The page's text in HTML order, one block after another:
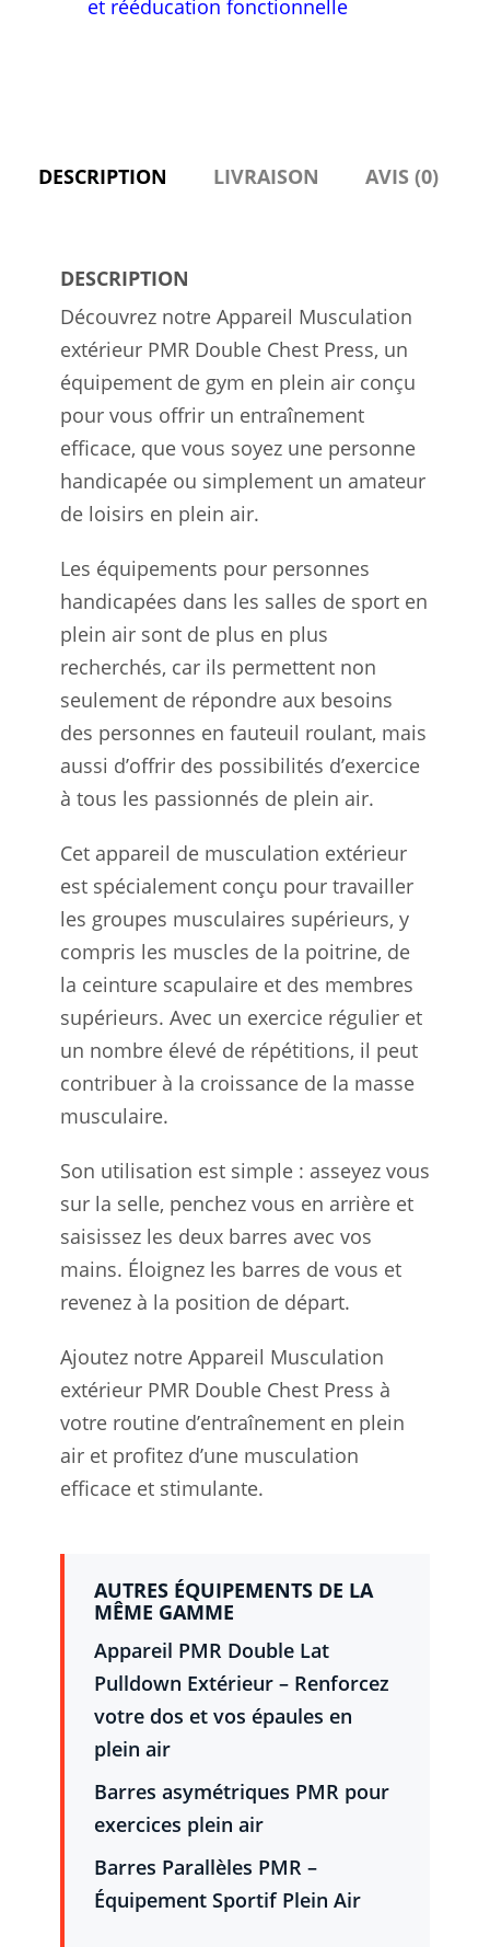
et rééducation fonctionnelle
DESCRIPTION LIVRAISON AVIS (0)
DESCRIPTION
Découvrez notre Appareil Musculation
extérieur PMR Double Chest Press, un
équipement de gym en plein air conçu
pour vous offrir un entraînement
efficace, que vous soyez une personne
handicapée ou simplement un amateur
de loisirs en plein air.
Les équipements pour personnes
handicapées dans les salles de sport en
plein air sont de plus en plus
recherchés, car ils permettent non
seulement de répondre aux besoins
des personnes en fauteuil roulant, mais
aussi d’offrir des possibilités d’exercice
à tous les passionnés de plein air.
Cet appareil de musculation extérieur
est spécialement conçu pour travailler
les groupes musculaires supérieurs, y
compris les muscles de la poitrine, de
la ceinture scapulaire et des membres
supérieurs. Avec un exercice régulier et
un nombre élevé de répétitions, il peut
contribuer à la croissance de la masse
musculaire.
Son utilisation est simple : asseyez vous
sur la selle, penchez vous en arrière et
saisissez les deux barres avec vos
mains. Éloignez les barres de vous et
revenez à la position de départ.
Ajoutez notre Appareil Musculation
extérieur PMR Double Chest Press à
votre routine d’entraînement en plein
air et profitez d’une musculation
efficace et stimulante.
AUTRES ÉQUIPEMENTS DE LA
MÊME GAMME
Appareil PMR Double Lat
Pulldown Extérieur – Renforcez
votre dos et vos épaules en
plein air
Barres asymétriques PMR pour
exercices plein air
Barres Parallèles PMR –
Équipement Sportif Plein Air